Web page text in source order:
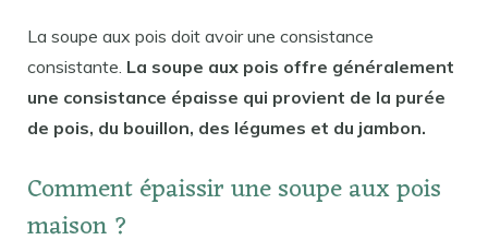
La soupe aux pois doit avoir une consistance
consistante. La soupe aux pois offre généralement
une consistance épaisse qui provient de la purée
de pois, du bouillon, des légumes et du jambon.
Comment épaissir une soupe aux pois
maison ?